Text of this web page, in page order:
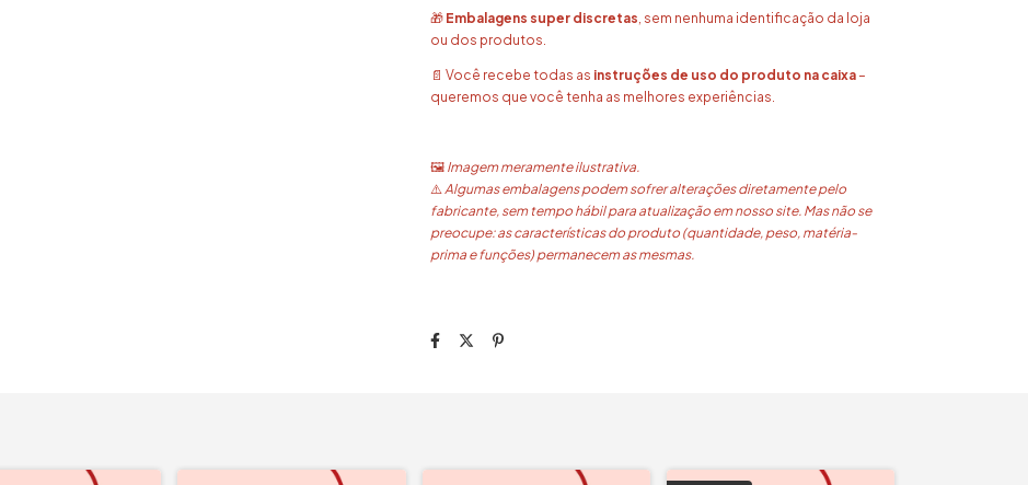
🎁 Embalagens super discretas, sem nenhuma identificação da loja
ou dos produtos.
📄 Você recebe todas as instruções de uso do produto na caixa –
queremos que você tenha as melhores experiências.
🖼️ Imagem meramente ilustrativa.
⚠️Algumas embalagens podem sofrer alterações diretamente pelo
fabricante, sem tempo hábil para atualização em nosso site. Mas não se
preocupe: as características do produto (quantidade, peso, matéria-
prima e funções) permanecem as mesmas.